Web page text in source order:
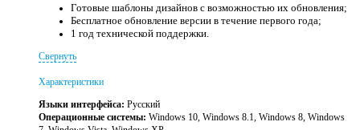
Готовые шаблоны дизайнов с возможностью их обновления;
Бесплатное обновление версии в течение первого года;
1 год технической поддержки.
Свернуть
Характеристики
Языки интерфейса: Русский
Операционные системы: Windows 10, Windows 8.1, Windows 8, Windows